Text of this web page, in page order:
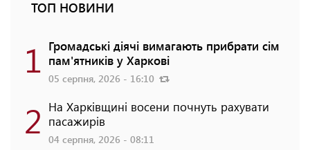
ТОП НОВИНИ
1 Громадські діячі вимагають прибрати сім
пам'ятників у Харкові
05 серпня, 2026 - 16:10
2 На Харківщині восени почнуть рахувати
пасажирів
04 серпня, 2026 - 08:11